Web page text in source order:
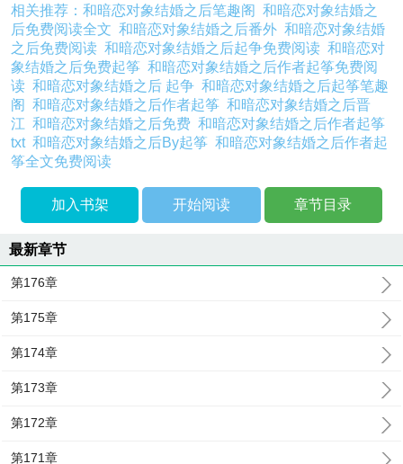
相关推荐：和暗恋对象结婚之后笔趣阁和暗恋对象结婚之
后免费阅读全文和暗恋对象结婚之后番外和暗恋对象结婚
之后免费阅读和暗恋对象结婚之后起争免费阅读和暗恋对
象结婚之后免费起筝和暗恋对象结婚之后作者起筝免费阅
读和暗恋对象结婚之后 起争和暗恋对象结婚之后起筝笔趣
阁和暗恋对象结婚之后作者起筝和暗恋对象结婚之后晋
江和暗恋对象结婚之后免费和暗恋对象结婚之后作者起筝
txt和暗恋对象结婚之后By起筝和暗恋对象结婚之后作者起
筝全文免费阅读
加入书架 开始阅读 章节目录
最新章节
第176章
第175章
第174章
第173章
第172章
第171章